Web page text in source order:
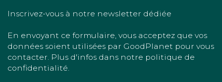
Inscrivez-vous à notre newsletter dédiée
En envoyant ce formulaire, vous acceptez que vos
données soient utilisées par GoodPlanet pour vous
contacter. Plus d'infos dans notre politique de
confidentialité.